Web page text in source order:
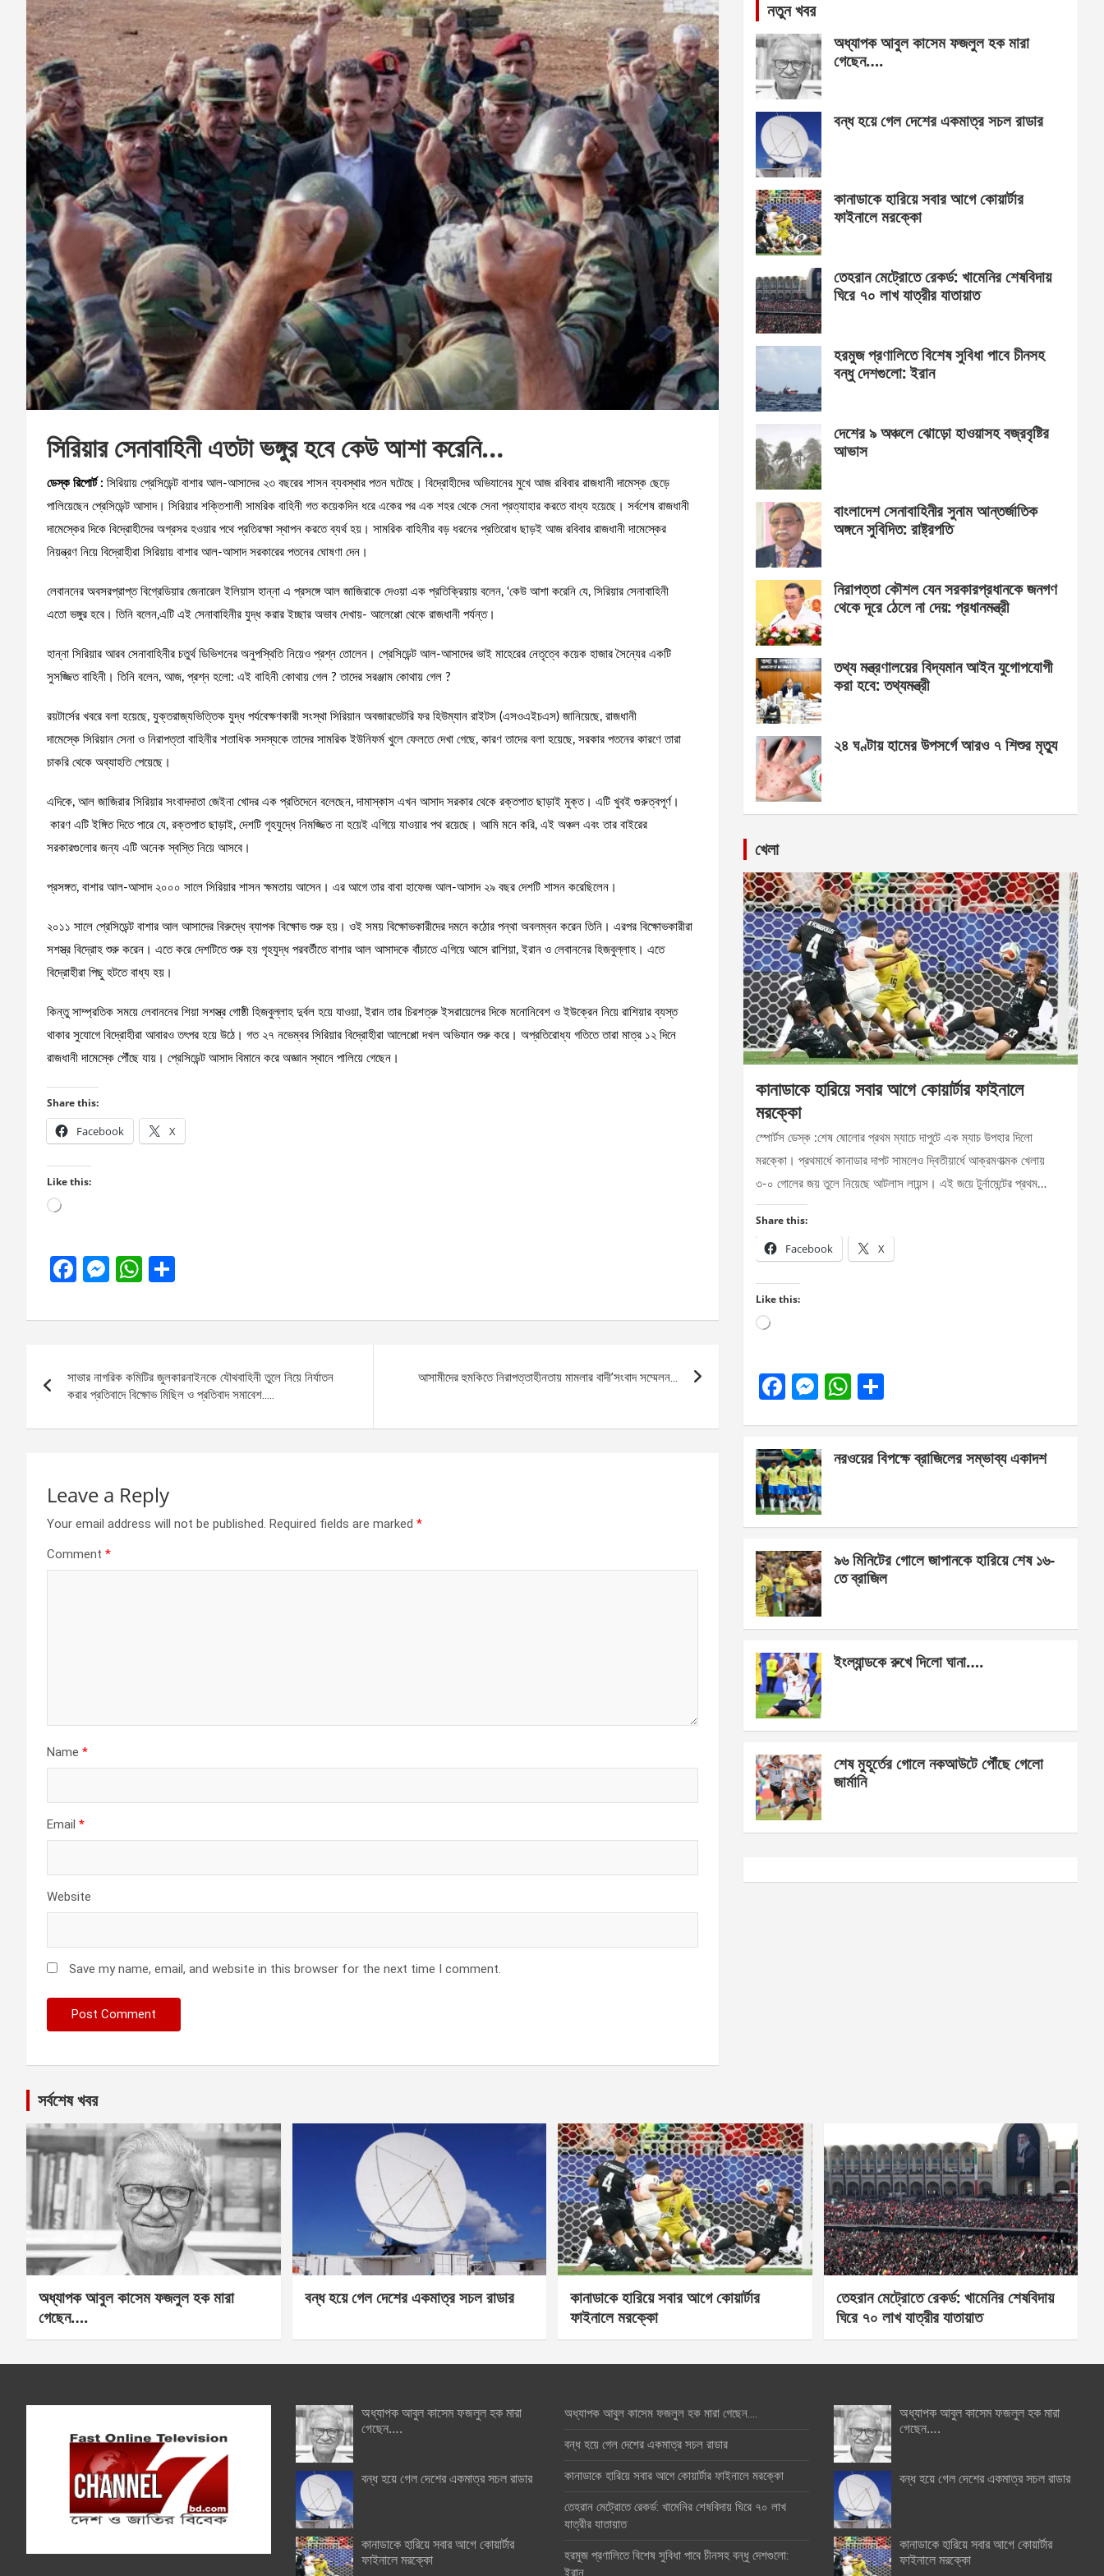
সিরিয়ার সেনাবাহিনী এতটা ভঙ্গুর হবে কেউ আশা করেনি…
ডেস্ক রিপোর্ট : সিরিয়ায় প্রেসিডেন্ট বাশার আল-আসাদের ২৩ বছরের শাসন ব্যবস্থার পতন ঘটেছে। বিদ্রোহীদের অভিযানের মুখে আজ রবিবার রাজধানী দামেস্ক ছেড়ে
পালিয়েছেন প্রেসিডেন্ট আসাদ। সিরিয়ার শক্তিশালী সামরিক বাহিনী গত কয়েকদিন ধরে একের পর এক শহর থেকে সেনা প্রত্যাহার করতে বাধ্য হয়েছে। সর্বশেষ রাজধানী
দামেস্কের দিকে বিদ্রোহীদের অগ্রসর হওয়ার পথে প্রতিরক্ষা স্থাপন করতে ব্যর্থ হয়। সামরিক বাহিনীর বড় ধরনের প্রতিরোধ ছাড়ই আজ রবিবার রাজধানী দামেস্কের
নিয়ন্ত্রণ নিয়ে বিদ্রোহীরা সিরিয়ায় বাশার আল-আসাদ সরকারের পতনের ঘোষণা দেন।
লেবাননের অবসরপ্রাপ্ত বিগ্রেডিয়ার জেনারেল ইলিয়াস হান্না এ প্রসঙ্গে আল জাজিরাকে দেওয়া এক প্রতিক্রিয়ায় বলেন, ‘কেউ আশা করেনি যে, সিরিয়ার সেনাবাহিনী
এতো ভঙ্গুর হবে। তিনি বলেন,এটি এই সেনাবাহিনীর যুদ্ধ করার ইচ্ছার অভাব দেখায়- আলেপ্পো থেকে রাজধানী পর্যন্ত।
হান্না সিরিয়ার আরব সেনাবাহিনীর চতুর্থ ডিভিশনের অনুপস্থিতি নিয়েও প্রশ্ন তোলেন। প্রেসিডেন্ট আল-আসাদের ভাই মাহেরের নেতৃত্বে কয়েক হাজার সৈন্যের একটি
সুসজ্জিত বাহিনী। তিনি বলেন, আজ, প্রশ্ন হলো: এই বাহিনী কোথায় গেল ? তাদের সরঞ্জাম কোথায় গেল ?
রয়টার্সের খবরে বলা হয়েছে, যুক্তরাজ্যভিত্তিক যুদ্ধ পর্যবেক্ষণকারী সংস্থা সিরিয়ান অবজারভেটরি ফর হিউম্যান রাইটস (এসওএইচএস) জানিয়েছে, রাজধানী
দামেস্কে সিরিয়ান সেনা ও নিরাপত্তা বাহিনীর শতাধিক সদস্যকে তাদের সামরিক ইউনিফর্ম খুলে ফেলতে দেখা গেছে, কারণ তাদের বলা হয়েছে, সরকার পতনের কারণে তারা
চাকরি থেকে অব্যাহতি পেয়েছে।
এদিকে, আল জাজিরার সিরিয়ার সংবাদদাতা জেইনা খোদর এক প্রতিদেনে বলেছেন, দামাস্কাস এখন আসাদ সরকার থেকে রক্তপাত ছাড়াই মুক্ত। এটি খুবই গুরুত্বপূর্ণ।
কারণ এটি ইঙ্গিত দিতে পারে যে, রক্তপাত ছাড়াই, দেশটি গৃহযুদ্ধে নিমজ্জিত না হয়েই এগিয়ে যাওয়ার পথ রয়েছে। আমি মনে করি, এই অঞ্চল এবং তার বাইরের
সরকারগুলোর জন্য এটি অনেক স্বস্তি নিয়ে আসবে।
প্রসঙ্গত, বাশার আল-আসাদ ২০০০ সালে সিরিয়ার শাসন ক্ষমতায় আসেন। এর আগে তার বাবা হাফেজ আল-আসাদ ২৯ বছর দেশটি শাসন করেছিলেন।
২০১১ সালে প্রেসিডেন্ট বাশার আল আসাদের বিরুদ্ধে ব্যাপক বিক্ষোভ শুরু হয়। ওই সময় বিক্ষোভকারীদের দমনে কঠোর পন্থা অবলম্বন করেন তিনি। এরপর বিক্ষোভকারীরা
সশস্ত্র বিদ্রোহ শুরু করেন। এতে করে দেশটিতে শুরু হয় গৃহযুদ্ধ পরবর্তীতে বাশার আল আসাদকে বাঁচাতে এগিয়ে আসে রাশিয়া, ইরান ও লেবাননের হিজবুল্লাহ। এতে
বিদ্রোহীরা পিছু হটতে বাধ্য হয়।
কিন্তু সাম্প্রতিক সময়ে লেবাননের শিয়া সশস্ত্র গোষ্ঠী হিজবুল্লাহ দুর্বল হয়ে যাওয়া, ইরান তার চিরশত্রু ইসরায়েলের দিকে মনোনিবেশ ও ইউক্রেন নিয়ে রাশিয়ার ব্যস্ত
থাকার সুযোগে বিদ্রোহীরা আবারও তৎপর হয়ে উঠে। গত ২৭ নভেম্বর সিরিয়ার বিদ্রোহীরা আলেপ্পো দখল অভিযান শুরু করে। অপ্রতিরোধ্য গতিতে তারা মাত্র ১২ দিনে
রাজধানী দামেস্কে পৌঁছে যায়। প্রেসিডেন্ট আসাদ বিমানে করে অজ্ঞান স্থানে পালিয়ে গেছেন।
Share this:
Facebook X
Like this:
Loading…
F
ce
o
o
k
M
se
g
er
W
at
A
p
p
ar
navigation
সাভার নাগরিক কমিটির জুলকারনাইনকে যৌথবাহিনী তুলে নিয়ে নির্যাতন
করার প্রতিবাদে বিক্ষোভ মিছিল ও প্রতিবাদ সমাবেশ…..
আসামীদের হুমকিতে নিরাপত্তাহীনতায় মামলার বাদী’সংবাদ সম্মেলন…
Leave a Reply
Your email address will not be published. Required fields are marked *
Comment *
Name *
Email *
Website
Save my name, email, and website in this browser for the next time I comment.
নতুন খবর
অধ্যাপক আবুল কাসেম ফজলুল হক মারা
গেছেন….
বন্ধ হয়ে গেল দেশের একমাত্র সচল রাডার
কানাডাকে হারিয়ে সবার আগে কোয়ার্টার
ফাইনালে মরক্কো
তেহরান মেট্রোতে রেকর্ড: খামেনির শেষবিদায়
ঘিরে ৭০ লাখ যাত্রীর যাতায়াত
হরমুজ প্রণালিতে বিশেষ সুবিধা পাবে চীনসহ
বন্ধু দেশগুলো: ইরান
দেশের ৯ অঞ্চলে ঝোড়ো হাওয়াসহ বজ্রবৃষ্টির
আভাস
বাংলাদেশ সেনাবাহিনীর সুনাম আন্তর্জাতিক
অঙ্গনে সুবিদিত: রাষ্ট্রপতি
নিরাপত্তা কৌশল যেন সরকারপ্রধানকে জনগণ
থেকে দূরে ঠেলে না দেয়: প্রধানমন্ত্রী
তথ্য মন্ত্রণালয়ের বিদ্যমান আইন যুগোপযোগী
করা হবে: তথ্যমন্ত্রী
২৪ ঘণ্টায় হামের উপসর্গে আরও ৭ শিশুর মৃত্যু
খেলা
কানাডাকে হারিয়ে সবার আগে কোয়ার্টার ফাইনালে
মরক্কো
স্পোর্টস ডেস্ক :শেষ ষোলোর প্রথম ম্যাচে দাপুটে এক ম্যাচ উপহার দিলো
মরক্কো। প্রথমার্ধে কানাডার দাপট সামলেও দ্বিতীয়ার্ধে আক্রমণাত্মক খেলায়
৩-০ গোলের জয় তুলে নিয়েছে আটলাস লায়ন্স। এই জয়ে টুর্নামেন্টের প্রথম…
Share this:
Facebook X
Like this:
Loading…
F
b
o
o
k
M
n
g
er
W
s
e
নরওয়ের বিপক্ষে ব্রাজিলের সম্ভাব্য একাদশ
৯৬ মিনিটের গোলে জাপানকে হারিয়ে শেষ ১৬-
তে ব্রাজিল
ইংল্যান্ডকে রুখে দিলো ঘানা….
শেষ মুহূর্তের গোলে নকআউটে পৌঁছে গেলো
জার্মানি
সর্বশেষ খবর
অধ্যাপক আবুল কাসেম ফজলুল হক মারা
গেছেন….
বন্ধ হয়ে গেল দেশের একমাত্র সচল রাডার
কানাডাকে হারিয়ে সবার আগে কোয়ার্টার
ফাইনালে মরক্কো
তেহরান মেট্রোতে রেকর্ড: খামেনির শেষবিদায়
ঘিরে ৭০ লাখ যাত্রীর যাতায়াত
অধ্যাপক আবুল কাসেম ফজলুল হক মারা
গেছেন….
বন্ধ হয়ে গেল দেশের একমাত্র সচল রাডার
কানাডাকে হারিয়ে সবার আগে কোয়ার্টার
ফাইনালে মরক্কো
অধ্যাপক আবুল কাসেম ফজলুল হক মারা গেছেন….
বন্ধ হয়ে গেল দেশের একমাত্র সচল রাডার
কানাডাকে হারিয়ে সবার আগে কোয়ার্টার ফাইনালে মরক্কো
তেহরান মেট্রোতে রেকর্ড: খামেনির শেষবিদায় ঘিরে ৭০ লাখ
যাত্রীর যাতায়াত
হরমুজ প্রণালিতে বিশেষ সুবিধা পাবে চীনসহ বন্ধু দেশগুলো:
ইরান
অধ্যাপক আবুল কাসেম ফজলুল হক মারা
গেছেন….
বন্ধ হয়ে গেল দেশের একমাত্র সচল রাডার
কানাডাকে হারিয়ে সবার আগে কোয়ার্টার
ফাইনালে মরক্কো